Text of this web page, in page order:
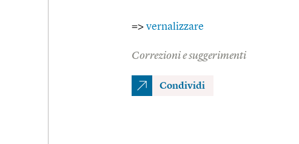
=> vernalizzare
Correzioni e suggerimenti
Condividi